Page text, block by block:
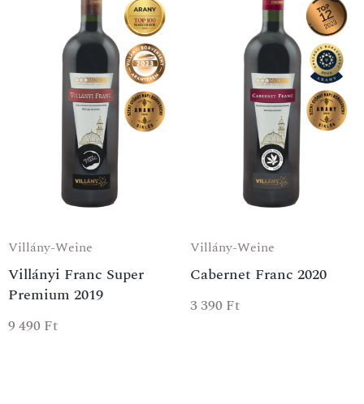
Villány-Weine
Villányi Franc Super
Premium 2019
9 490 Ft
Villány-Weine
Cabernet Franc 2020
3 390 Ft